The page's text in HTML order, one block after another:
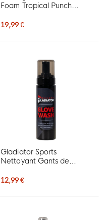
Foam Tropical Punch
19,99 €
Gladiator Sports
Nettoyant Gants de
12,99 €